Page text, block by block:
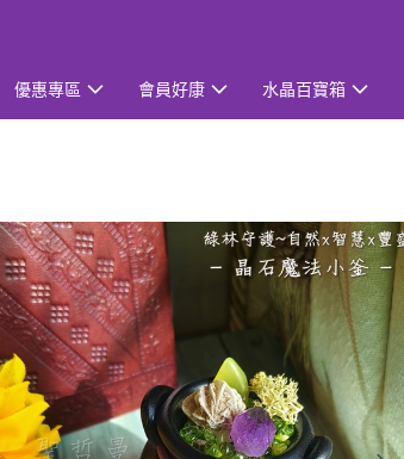
優惠專區 會員好康 水晶百寶箱